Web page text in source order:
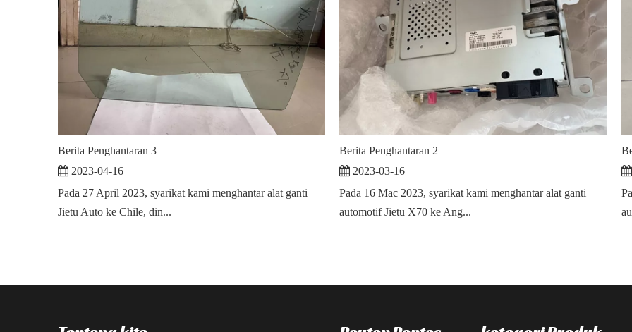
Berita Penghantaran 3
2023-04-16
Pada 27 April 2023, syarikat kami menghantar alat ganti
Jietu Auto ke Chile, din...
Berita Penghantaran 2
2023-03-16
Pada 16 Mac 2023, syarikat kami menghantar alat ganti
automotif Jietu X70 ke Ang...